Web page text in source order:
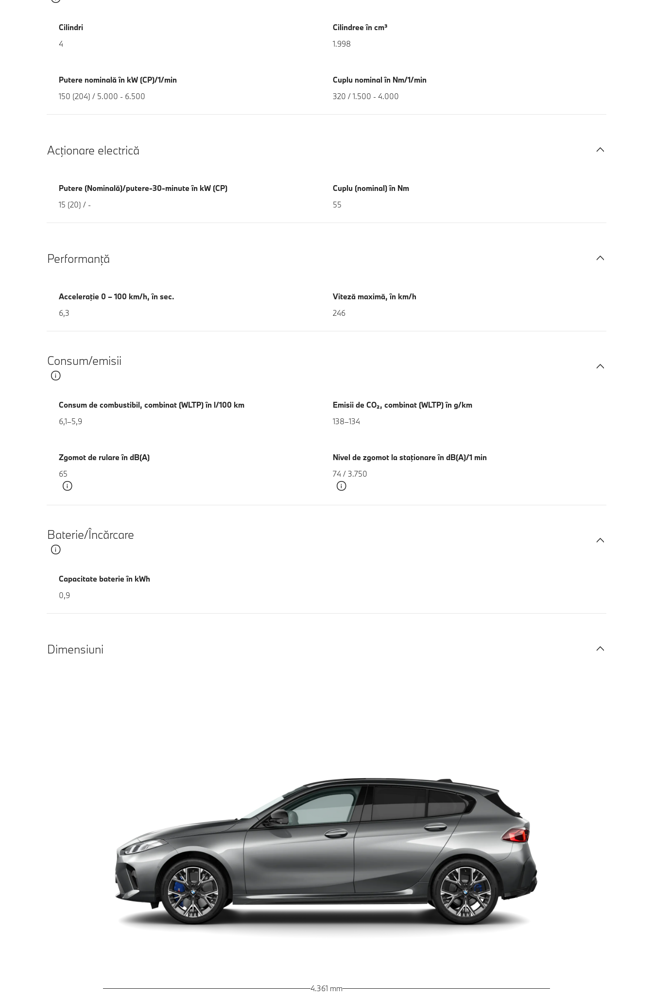
Cilindri
4
Cilindree în cm³
1.998
Putere nominală în kW (CP)/1/min
150 (204) / 5.000 - 6.500
Cuplu nominal în Nm/1/min
320 / 1.500 - 4.000
Acţionare electrică
Putere (Nominală)/putere-30-minute în kW (CP)
15 (20) / -
Cuplu (nominal) în Nm
55
Performanţă
Acceleraţie 0 – 100 km/h, în sec.
6,3
Viteză maximă, în km/h
246
Consum/emisii
Consum de combustibil, combinat (WLTP) în l/100 km
6,1–5,9
Emisii de CO₂, combinat (WLTP) în g/km
138–134
Zgomot de rulare în dB(A)
65
Nivel de zgomot la staţionare în dB(A)/1 min
74 / 3.750
Baterie/Încărcare
Capacitate baterie în kWh
0,9
Dimensiuni
4.361 mm